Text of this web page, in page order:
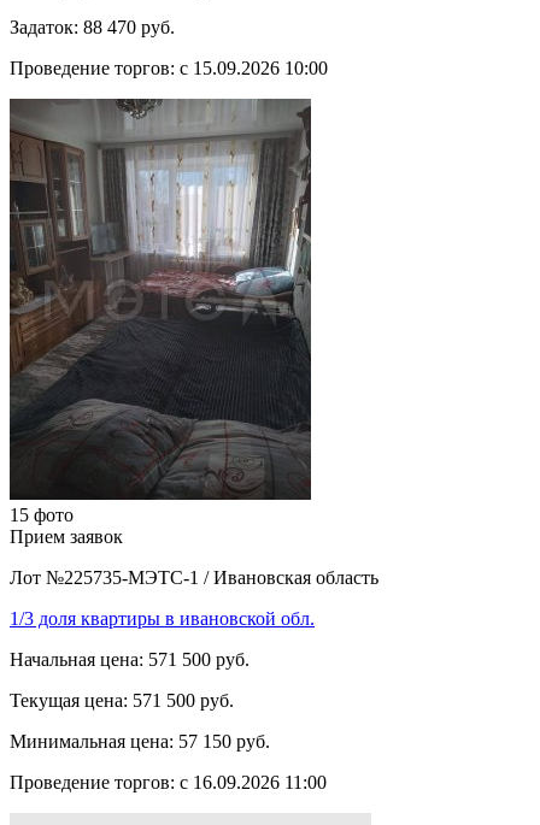
Задаток: 88 470 руб.
Проведение торгов: с 15.09.2026 10:00
15 фото
Прием заявок
Лот №225735-МЭТС-1 / Ивановская область
1/3 доля квартиры в ивановской обл.
Начальная цена: 571 500 руб.
Текущая цена: 571 500 руб.
Минимальная цена: 57 150 руб.
Проведение торгов: с 16.09.2026 11:00